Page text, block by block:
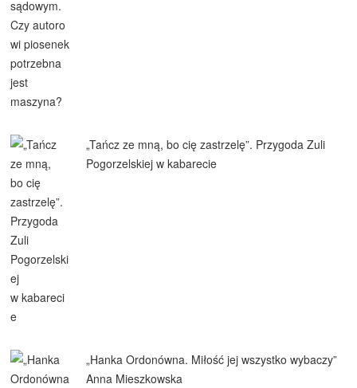
„Tańcz ze mną, bo cię zastrzelę”. Przygoda Zuli
Pogorzelskiej w kabarecie
„Hanka Ordonówna. Miłość jej wszystko wybaczy”
Anna Mieszkowska